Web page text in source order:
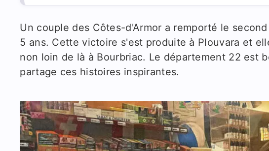
Un couple des Côtes-d'Armor a remporté le
5 ans. Cette victoire s'est produite à Plouvara et
non loin de là à Bourbriac. Le département 22 est
partage ces histoires inspirantes.